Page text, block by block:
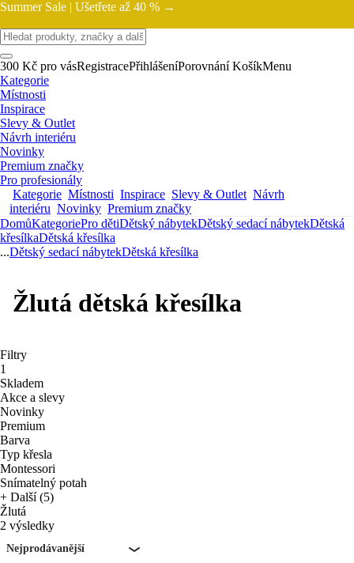
Summer Sale | Ušetřete až 40 % →
300 Kč pro vásRegistracePřihlášeníPorovnání KošíkMenu
Kategorie
Místnosti
Inspirace
Slevy & Outlet
Návrh interiéru
Novinky
Premium značky
Pro profesionály
Kategorie Místnosti Inspirace Slevy & Outlet Návrh
interiéru Novinky Premium značky
DomůKategoriePro dětiDětský nábytekDětský sedací nábytekDětská
křesílkaDětská křesílka
...Dětský sedací nábytekDětská křesílka
Žlutá dětská křesílka
Filtry
1
Skladem
Akce a slevy
Novinky
Premium
Barva
Typ křesla
Montessori
Snímatelný potah
+ Další (5)
Žlutá
2 výsledky
Nejprodávanější